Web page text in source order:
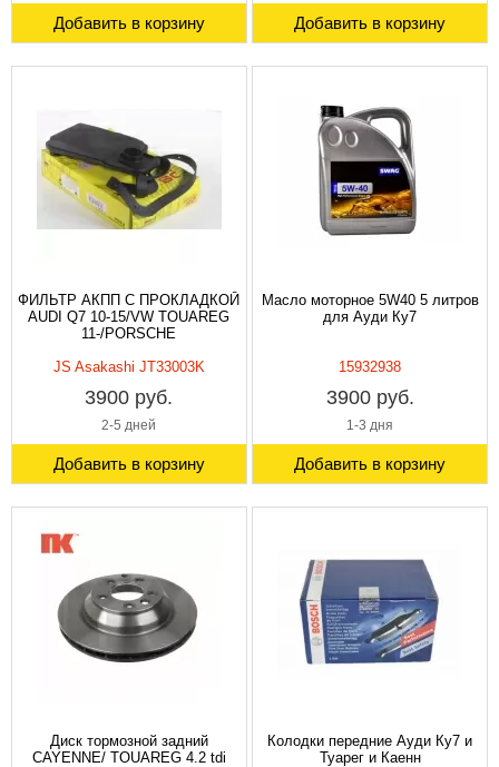
Добавить в корзину Добавить в корзину
ФИЛЬТР АКПП С ПРОКЛАДКОЙ
AUDI Q7 10-15/VW TOUAREG
11-/PORSCHE
JS Asakashi JT33003K
3900 руб.
2-5 дней
Добавить в корзину
Масло моторное 5W40 5 литров
для Ауди Ку7
15932938
3900 руб.
1-3 дня
Добавить в корзину
Диск тормозной задний
CAYENNE/ TOUAREG 4.2 tdi
Колодки передние Ауди Ку7 и
Туарег и Каенн